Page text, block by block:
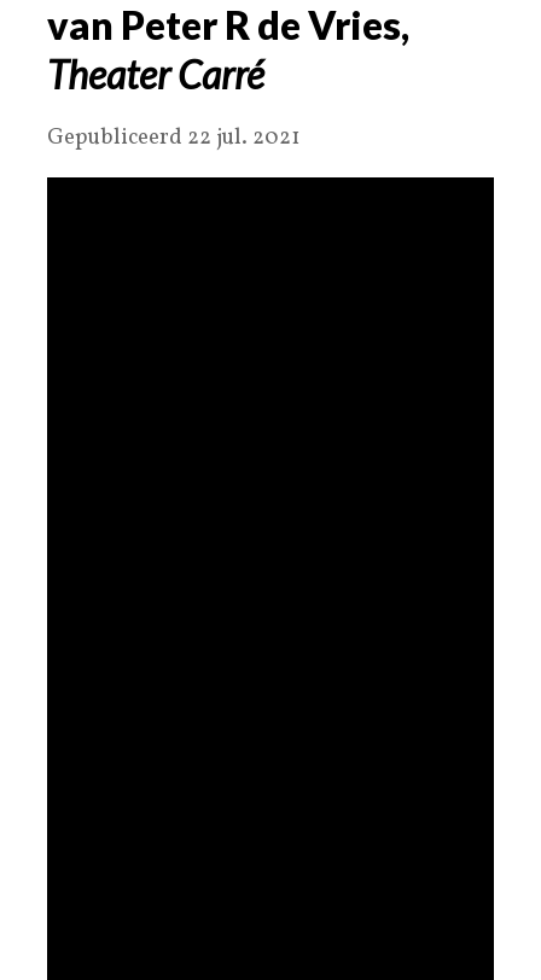
van Peter R de Vries,
Theater Carré
Gepubliceerd 22 jul. 2021